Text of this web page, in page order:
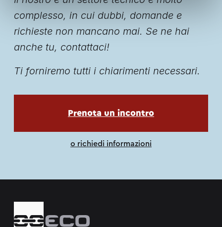
complesso, in cui dubbi, domande e
richieste non mancano mai. Se ne hai
anche tu, contattaci!
Ti forniremo tutti i chiarimenti necessari.
Prenota un incontro
o richiedi informazioni